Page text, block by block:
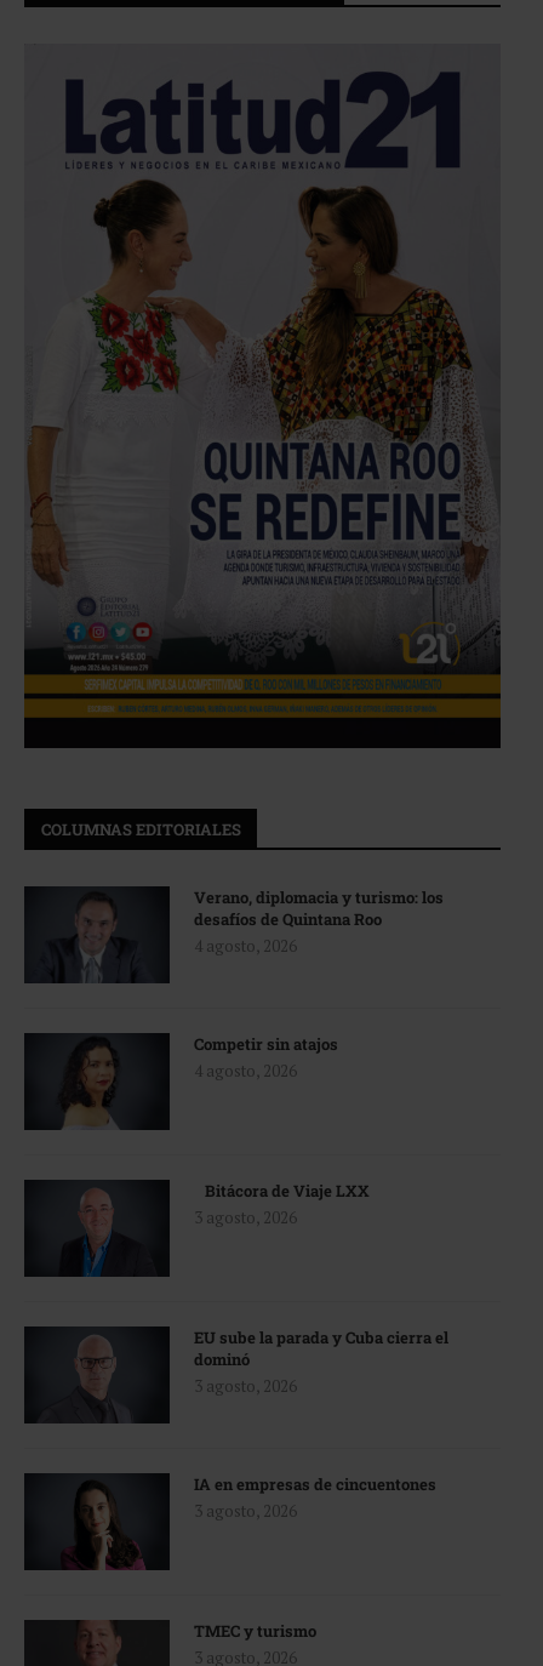
COLUMNAS EDITORIALES
Verano, diplomacia y turismo: los
desafíos de Quintana Roo
4 agosto, 2026
Competir sin atajos
4 agosto, 2026
Bitácora de Viaje LXX
3 agosto, 2026
EU sube la parada y Cuba cierra el
dominó
3 agosto, 2026
IA en empresas de cincuentones
3 agosto, 2026
TMEC y turismo
3 agosto, 2026